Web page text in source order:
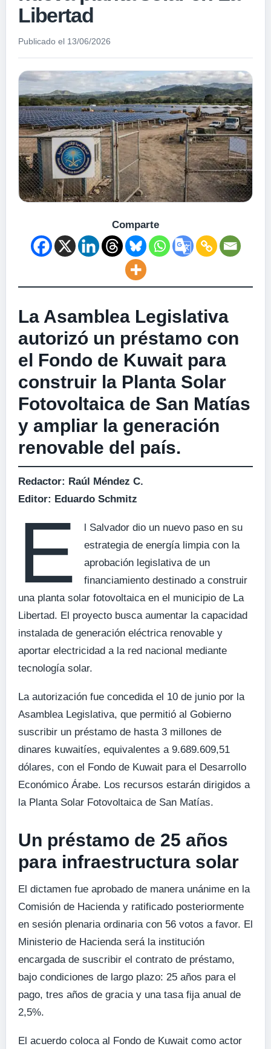
Libertad
Publicado el 13/06/2026
Comparte
La Asamblea Legislativa
autorizó un préstamo con
el Fondo de Kuwait para
construir la Planta Solar
Fotovoltaica de San Matías
y ampliar la generación
renovable del país.
Redactor: Raúl Méndez C.
Editor: Eduardo Schmitz
E
l Salvador dio un nuevo paso en su
estrategia de energía limpia con la
aprobación legislativa de un
financiamiento destinado a construir
una planta solar fotovoltaica en el municipio de La
Libertad. El proyecto busca aumentar la capacidad
instalada de generación eléctrica renovable y
aportar electricidad a la red nacional mediante
tecnología solar.
La autorización fue concedida el 10 de junio por la
Asamblea Legislativa, que permitió al Gobierno
suscribir un préstamo de hasta 3 millones de
dinares kuwaitíes, equivalentes a 9.689.609,51
dólares, con el Fondo de Kuwait para el Desarrollo
Económico Árabe. Los recursos estarán dirigidos a
la Planta Solar Fotovoltaica de San Matías.
Un préstamo de 25 años
para infraestructura solar
El dictamen fue aprobado de manera unánime en la
Comisión de Hacienda y ratificado posteriormente
en sesión plenaria ordinaria con 56 votos a favor. El
Ministerio de Hacienda será la institución
encargada de suscribir el contrato de préstamo,
bajo condiciones de largo plazo: 25 años para el
pago, tres años de gracia y una tasa fija anual de
2,5%.
El acuerdo coloca al Fondo de Kuwait como actor